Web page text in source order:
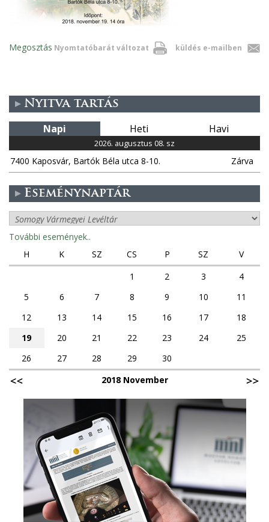
Nyomtatóbarát változat küldés e-mailben
Megosztás
Nyitva tartás
Napi Heti Havi
2026. augusztus 08. sz
7400 Kaposvár, Bartók Béla utca 8-10. Zárva
Eseménynaptár
További események..
H
K SZ CS P SZ
V
1
2 3
4
5
6 7 8 9 10
11
12
13 14 15 16 17
18
19
20 21 22 23 24
25
26
27 28 29
30
2018 November